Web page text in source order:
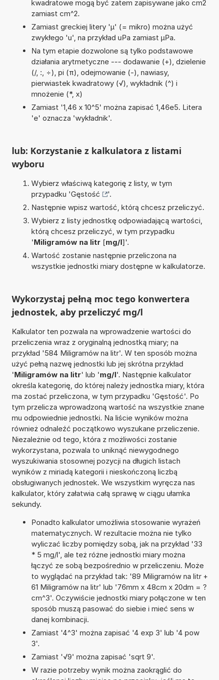
kwadratowe mogą być zatem zapisywane jako cm2
zamiast cm^2.
Zamiast greckiej litery 'µ' (= mikro) można użyć
zwykłego 'u', na przykład uPa zamiast µPa.
Na tym etapie dozwolone są tylko podstawowe
działania arytmetyczne --- dodawanie (+), dzielenie
(/, :, ÷), pi (π), odejmowanie (-), nawiasy,
pierwiastek kwadratowy (√), wykładnik (^) i
mnożenie (*, x)
Zamiast '1,46 x 10^5' można zapisać 1,46e5. Litera
'e' oznacza 'wykładnik'.
lub: Korzystanie z kalkulatora z listami
wyboru
Wybierz właściwą kategorię z listy, w tym
przypadku 'Gęstość
'.
Następnie wpisz wartość, którą chcesz przeliczyć.
Wybierz z listy jednostkę odpowiadającą wartości,
którą chcesz przeliczyć, w tym przypadku
'Miligramów na litr [mg/l]'.
Wartość zostanie następnie przeliczona na
wszystkie jednostki miary dostępne w kalkulatorze.
Wykorzystaj pełną moc tego konwertera
jednostek, aby przeliczyć mg/l
Kalkulator ten pozwala na wprowadzenie wartości do
przeliczenia wraz z oryginalną jednostką miary; na
przykład '584 Miligramów na litr'. W ten sposób można
użyć pełną nazwę jednostki lub jej skrótna przykład
'Miligramów na litr' lub 'mg/l'. Następnie kalkulator
określa kategorię, do której należy jednostka miary, która
ma zostać przeliczona, w tym przypadku 'Gęstość'. Po
tym przelicza wprowadzoną wartość na wszystkie znane
mu odpowiednie jednostki. Na liście wyników można
również odnaleźć początkowo wyszukane przeliczenie.
Niezależnie od tego, która z możliwości zostanie
wykorzystana, pozwala to uniknąć niewygodnego
wyszukiwania stosownej pozycji na długich listach
wyników z miriadą kategorii i nieskończoną liczbą
obsługiwanych jednostek. We wszystkim wyręcza nas
kalkulator, który załatwia całą sprawę w ciągu ułamka
sekundy.
Ponadto kalkulator umożliwia stosowanie wyrażeń
matematycznych. W rezultacie można nie tylko
wyliczać liczby pomiędzy sobą, jak na przykład '33
* 5 mg/l', ale też różne jednostki miary można
łączyć ze sobą bezpośrednio w przeliczeniu. Może
to wyglądać na przykład tak: '89 Miligramów na litr +
61 Miligramów na litr' lub '76mm x 48cm x 20dm = ?
cm^3'. Oczywiście jednostki miary połączone w ten
sposób muszą pasować do siebie i mieć sens w
danej kombinacji.
Zamiast '4^3' można zapisać '4 exp 3' lub '4 pow
3'.
Zamiast '√9' można zapisać 'sqrt 9'.
W razie potrzeby wynik można zaokrąglić do